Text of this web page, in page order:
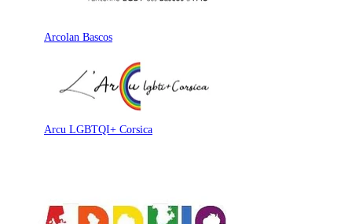
Arcolan Bascos
Arcu LGBTQI+ Corsica